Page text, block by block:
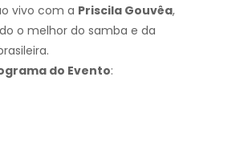
vivo com a Priscila Gouvêa,
o melhor do samba e da
do Evento: